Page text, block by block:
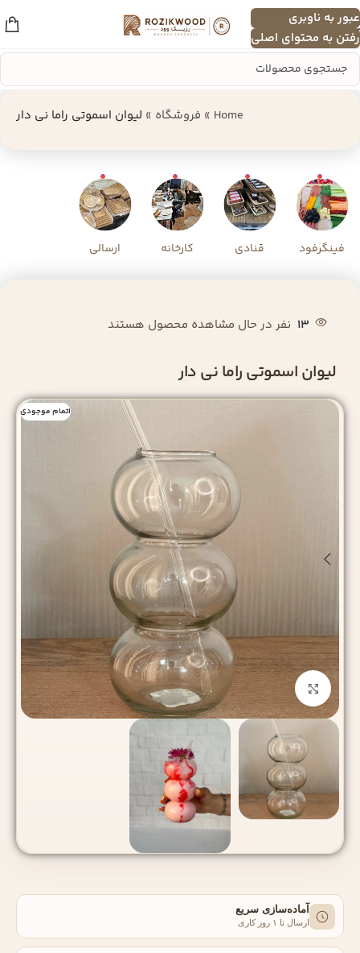
عبور به ناوبری
رفتن به محتوای اصلی
منو
Home
» فروشگاه » لیوان اسموتی راما نی دار
فینگرفود قنادی کارخانه ارسالی
13 نفر در حال مشاهده محصول هستند
لیوان اسموتی راما نی دار
اتمام موجودی
بزرگنمایی تصویر
آماده‌سازی سریع
ارسال تا ۱ روز کاری